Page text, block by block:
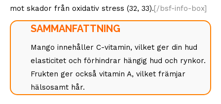
mot skador från oxidativ stress (32, 33).[/bsf-info-box]
SAMMANFATTNING
Mango innehåller C-vitamin, vilket ger din hud
elasticitet och förhindrar hängig hud och rynkor.
Frukten ger också vitamin A, vilket främjar
hälsosamt hår.